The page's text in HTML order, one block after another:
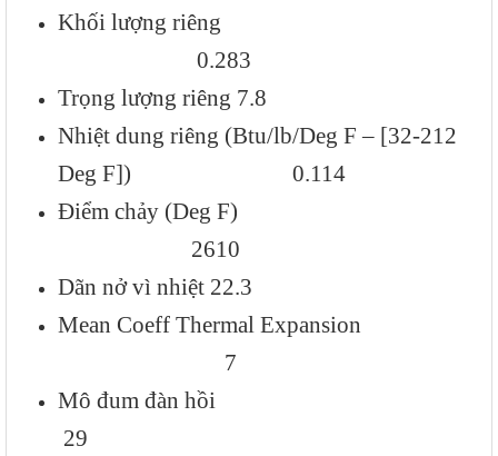
Khối lượng riêng
0.283
Trọng lượng riêng 7.8
Nhiệt dung riêng (Btu/lb/Deg F – [32-212
Deg F]) 0.114
Điểm chảy (Deg F)
2610
Dãn nở vì nhiệt 22.3
Mean Coeff Thermal Expansion
7
Mô đum đàn hồi
29